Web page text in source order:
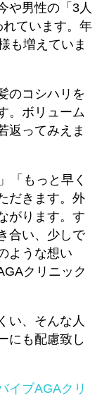
や男性の「3人
ています。年
も増えていま
のコシハリを
。ボリューム
返ってみえま
「もっと早く
だきます。外
がります。す
合い、少しで
ような想い
クリニック
い、そんな人
にも配慮致し
イブAGAクリ